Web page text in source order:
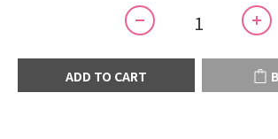
ADD TO CART